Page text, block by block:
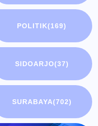
POLITIK(169)
SIDOARJO(37)
SURABAYA(702)